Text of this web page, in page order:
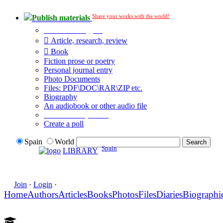
Publish materials Share your works with the world!
Article, research, review
Book
Fiction prose or poetry
Personal journal entry
Photo Documents
Files: PDF\DOC\RAR\ZIP etc.
Biography
An audiobook or other audio file
Create a poll
Spain
World
LIBRARY Spain
Join · Login ·
HomeAuthorsArticlesBooksPhotosFilesDiaries